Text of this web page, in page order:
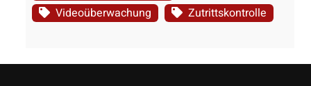
Videoüberwachung
Zutrittskontrolle